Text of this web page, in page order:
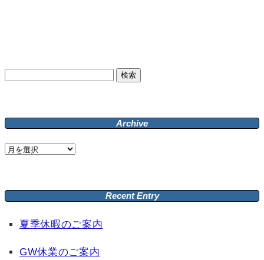
Archive
Archive
Recent Entry
夏季休暇のご案内
GW休業のご案内